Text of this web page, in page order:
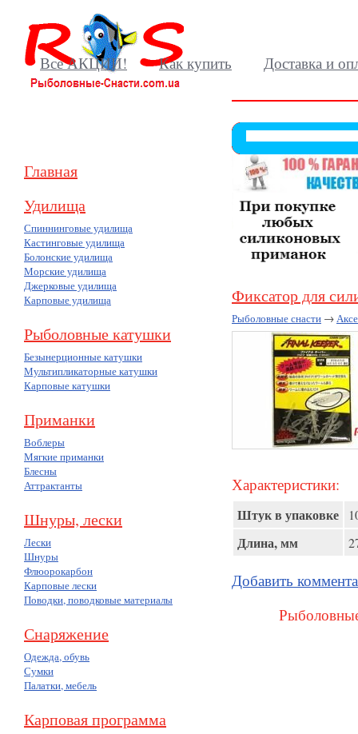
Все АКЦИИ! Как купить Доставка и
Главная
Удилища
Спиннинговые удилища
Кастинговые удилища
Болонские удилища
Морские удилища
Джерковые удилища
Карповые удилища
Рыболовные катушки
Безынерционные катушки
Мультипликаторные катушки
Карповые катушки
Приманки
Воблеры
Мягкие приманки
Блесны
Аттрактанты
Шнуры, лески
Лески
Шнуры
Флюорокарбон
Карповые лески
Поводки, поводковые материалы
Снаряжение
Одежда, обувь
Сумки
Палатки, мебель
Карповая программа
Фиксатор для
Рыболовные снасти →
Характеристики:
Штук в упаковке
Длина, мм
Добавить